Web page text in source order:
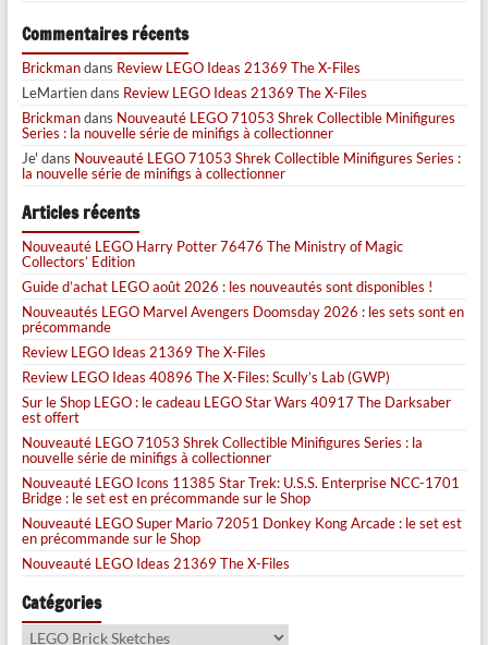
Commentaires récents
Brickmandans Review LEGO Ideas 21369 The X-Files
LeMartiendans Review LEGO Ideas 21369 The X-Files
Brickmandans Nouveauté LEGO 71053 Shrek Collectible Minifigures
Series : la nouvelle série de minifigs à collectionner
Je' dans Nouveauté LEGO 71053 Shrek Collectible Minifigures Series :
la nouvelle série de minifigs à collectionner
Articles récents
Nouveauté LEGO Harry Potter 76476 The Ministry of Magic
Collectors’ Edition
Guide d’achat LEGO août 2026 : les nouveautés sont disponibles !
Nouveautés LEGO Marvel Avengers Doomsday 2026 : les sets sont en
précommande
Review LEGO Ideas 21369 The X-Files
Review LEGO Ideas 40896 The X-Files: Scully’s Lab (GWP)
Sur le Shop LEGO : le cadeau LEGO Star Wars 40917 The Darksaber
est offert
Nouveauté LEGO 71053 Shrek Collectible Minifigures Series : la
nouvelle série de minifigs à collectionner
Nouveauté LEGO Icons 11385 Star Trek: U.S.S. Enterprise NCC-1701
Bridge : le set est en précommande sur le Shop
Nouveauté LEGO Super Mario 72051 Donkey Kong Arcade : le set est
en précommande sur le Shop
Nouveauté LEGO Ideas 21369 The X-Files
Catégories
Catégories